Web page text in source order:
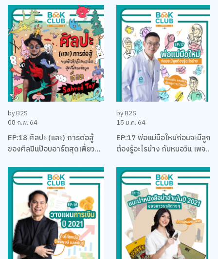
คุง-ณัฐพงศ์ ไชยวานิชย์ผล
by B2S
08 ก.พ. 64
EP:18 ศิลปะ (และ) การต่อสู้
ของศิลปินป๊อบอาร์ตสุดเฟี้ยว
by B2S
15 ม.ค. 64
EP:17 พ่อแม่มือใหม่ก่อนจะมีลูก
ต้องรู้อะไรบ้าง กับหมอวิน เพจ